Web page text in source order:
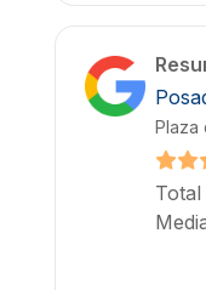
Plaza
Total